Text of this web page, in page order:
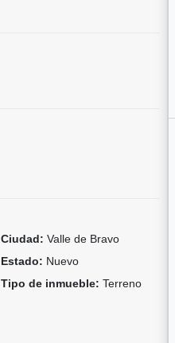
Ciudad: Valle de Bravo
Estado: Nuevo
Tipo de inmueble: Terreno